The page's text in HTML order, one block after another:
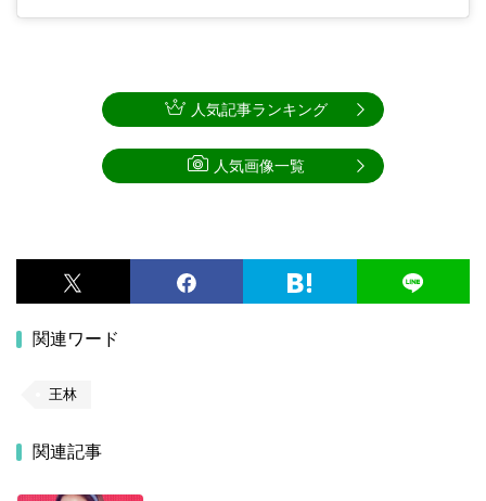
関連ワード
王林
関連記事
人気記事ランキング
人気画像一覧